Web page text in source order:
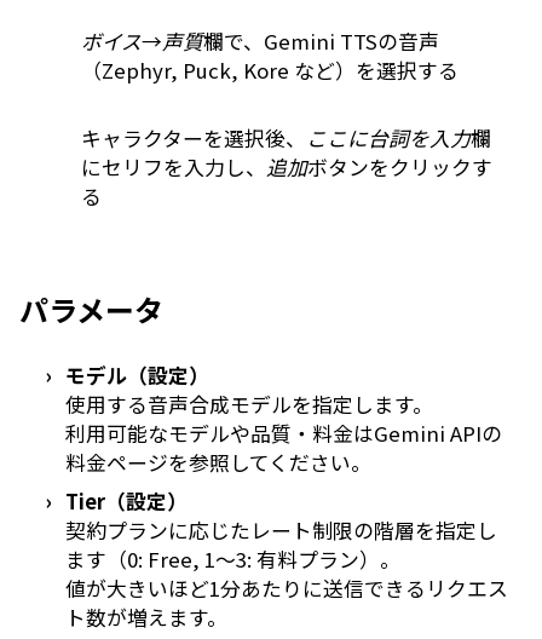
ボイス→声質欄で、Gemini TTSの音声
（Zephyr, Puck, Kore など）を選択する
キャラクターを選択後、 ここに台詞を入力欄
にセリフを入力し、 追加ボタンをクリックす
る
パラメータ
モデル（設定）
使用する音声合成モデルを指定します。
利用可能なモデルや品質・料金はGemini APIの
料金ページを参照してください。
Tier（設定）
契約プランに応じたレート制限の階層を指定し
ます（0: Free, 1〜3: 有料プラン）。
値が大きいほど1分あたりに送信できるリクエス
ト数が増えます。